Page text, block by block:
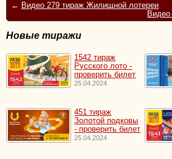
← Видео 279 тираж Жилищной лотереи
Видео
Новые тиражи
1542 тираж
Русского лото -
проверить билет
25.04.2024
451 тираж
Золотой подковы
- проверить билет
25.04.2024